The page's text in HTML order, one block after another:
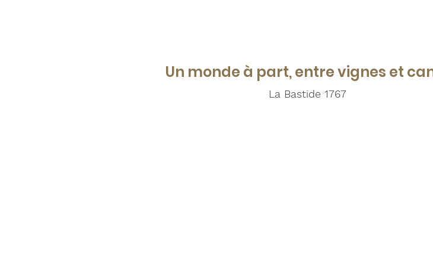
Un monde à part, entre vignes et
La Bastide 1767